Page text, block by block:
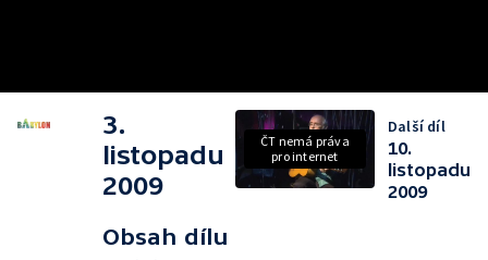
3.
listopadu
2009
Obsah dílu
ČT nemá práva
pro internet
Další díl
10.
listopadu
2009